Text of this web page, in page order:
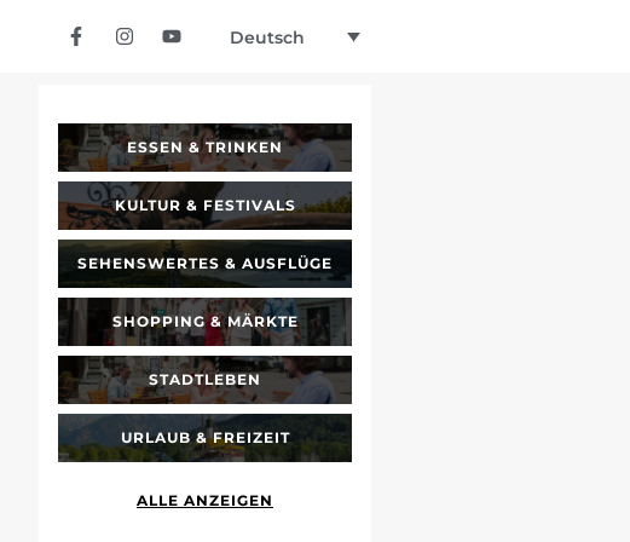
Deutsch
ESSEN & TRINKEN
KULTUR & FESTIVALS
SEHENSWERTES & AUSFLÜGE
SHOPPING & MÄRKTE
STADTLEBEN
URLAUB & FREIZEIT
ALLE ANZEIGEN